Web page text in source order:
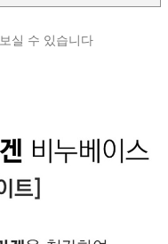
실 수 있습니다